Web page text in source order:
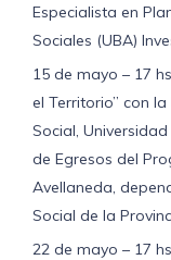
Especialista en
Sociales (UBA)
15 de mayo – 17
el Territorio” con
Social,
de Egresos del
Avellaneda,
Social de la
22 de mayo – 17